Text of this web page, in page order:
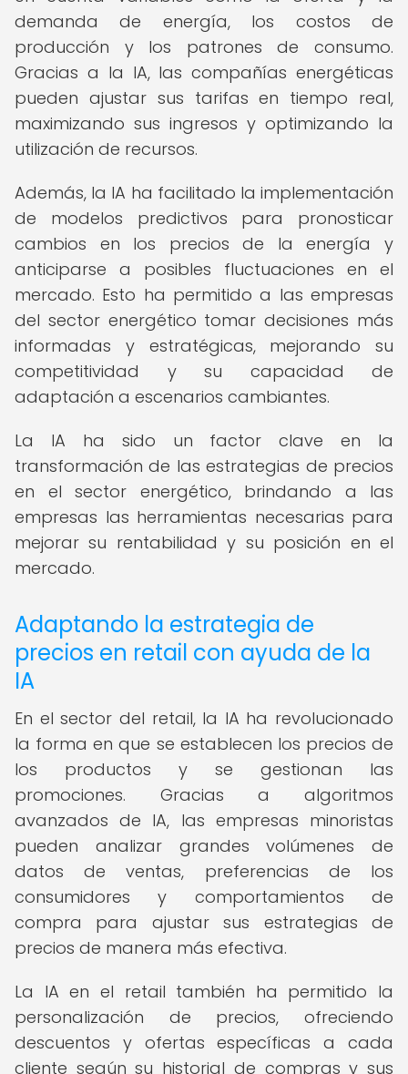
demanda de energía, los costos de
producción y los patrones de consumo.
Gracias a la IA, las compañías energéticas
pueden ajustar sus tarifas en tiempo real,
maximizando sus ingresos y optimizando la
utilización de recursos.
Además, la IA ha facilitado la implementación
de modelos predictivos para pronosticar
cambios en los precios de la energía y
anticiparse a posibles fluctuaciones en el
mercado. Esto ha permitido a las empresas
del sector energético tomar decisiones más
informadas y estratégicas, mejorando su
competitividad y su capacidad de
adaptación a escenarios cambiantes.
La IA ha sido un factor clave en la
transformación de las estrategias de precios
en el sector energético, brindando a las
empresas las herramientas necesarias para
mejorar su rentabilidad y su posición en el
mercado.
Adaptando la estrategia de
precios en retail con ayuda de la
IA
En el sector del retail, la IA ha revolucionado
la forma en que se establecen los precios de
los productos y se gestionan las
promociones. Gracias a algoritmos
avanzados de IA, las empresas minoristas
pueden analizar grandes volúmenes de
datos de ventas, preferencias de los
consumidores y comportamientos de
compra para ajustar sus estrategias de
precios de manera más efectiva.
La IA en el retail también ha permitido la
personalización de precios, ofreciendo
descuentos y ofertas específicas a cada
cliente según su historial de compras y sus